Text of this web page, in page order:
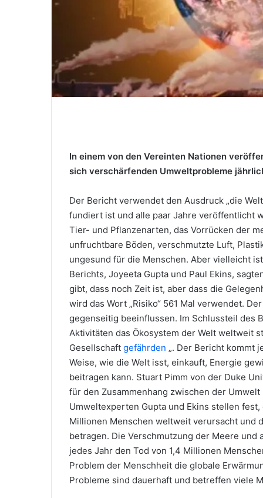
i
In einem von den Vereinten Nationen
sich verschärfenden Umweltprobleme
Der Bericht verwendet den Ausdruck „die
fundiert ist und alle paar Jahre veröffentlicht
Tier- und Pflanzenarten, das Vorrücken der
unfruchtbare Böden, verschmutzte Luft,
ungesund für die Menschen. Aber vielleicht
Berichts, Joyeeta Gupta und Paul Ekins,
gibt, dass noch Zeit ist, aber dass die
wird das Wort „Risiko“ 561 Mal verwendet.
gegenseitig beeinflussen. Im Schlussteil des
Aktivitäten das Ökosystem der Welt weltweit
Gesellschaft gefährden „. Der Bericht kommt
Weise, wie die Welt isst, einkauft, Energie
beitragen kann. Stuart Pimm von der Duke
für den Zusammenhang zwischen der
Umweltexperten Gupta und Ekins stellen
Millionen Menschen weltweit verursacht und
betragen. Die Verschmutzung der Meere
jedes Jahr den Tod von 1,4 Millionen
Problem der Menschheit die globale
Probleme sind dauerhaft und betreffen viele